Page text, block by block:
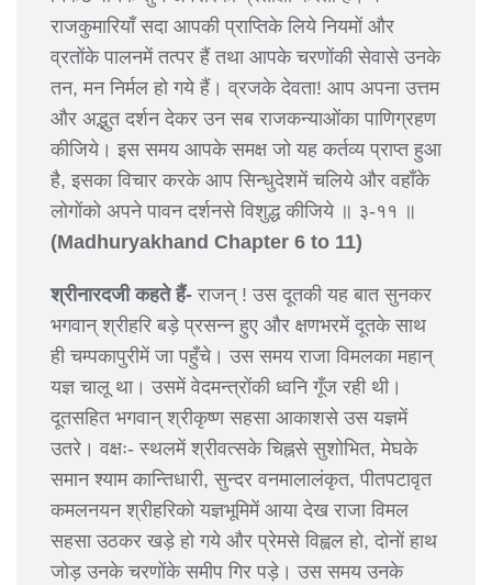
राजकुमारियाँ सदा आपकी प्राप्तिके लिये नियमों और
व्रतोंके पालनमें तत्पर हैं तथा आपके चरणोंकी सेवासे उनके
तन, मन निर्मल हो गये हैं। व्रजके देवता! आप अपना उत्तम
और अद्भुत दर्शन देकर उन सब राजकन्याओंका पाणिग्रहण
कीजिये। इस समय आपके समक्ष जो यह कर्तव्य प्राप्त हुआ
है, इसका विचार करके आप सिन्धुदेशमें चलिये और वहाँके
लोगोंको अपने पावन दर्शनसे विशुद्ध कीजिये ॥ ३-११ ॥
(Madhuryakhand Chapter 6 to 11)
श्रीनारदजी कहते हैं- राजन् ! उस दूतकी यह बात सुनकर
भगवान् श्रीहरि बड़े प्रसन्न हुए और क्षणभरमें दूतके साथ
ही चम्पकापुरीमें जा पहुँचे। उस समय राजा विमलका महान्
यज्ञ चालू था। उसमें वेदमन्त्रोंकी ध्वनि गूँज रही थी।
दूतसहित भगवान् श्रीकृष्ण सहसा आकाशसे उस यज्ञमें
उतरे। वक्षः- स्थलमें श्रीवत्सके चिह्नसे सुशोभित, मेघके
समान श्याम कान्तिधारी, सुन्दर वनमालालंकृत, पीतपटावृत
कमलनयन श्रीहरिको यज्ञभूमिमें आया देख राजा विमल
सहसा उठकर खड़े हो गये और प्रेमसे विह्वल हो, दोनों हाथ
जोड़ उनके चरणोंके समीप गिर पड़े। उस समय उनके